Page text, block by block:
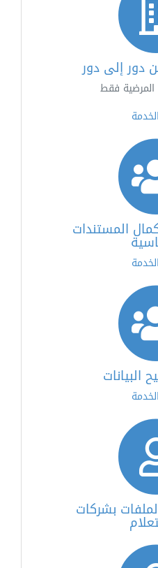
دور إلى دور
المرضية فقط
المستندات
بشركات